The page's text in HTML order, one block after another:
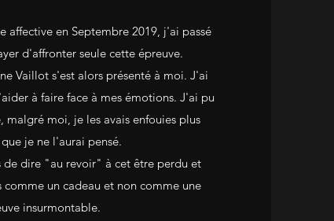
affective en Septembre 2019, j'ai passé
d'affronter seule cette épreuve.
Vaillot s'est alors présenté à moi. J'ai
à faire face à mes émotions. J'ai pu
malgré moi, je les avais enfouies plus
je ne l'aurai pensé.
dire "au revoir" à cet être perdu et
un cadeau et non comme une
insurmontable.